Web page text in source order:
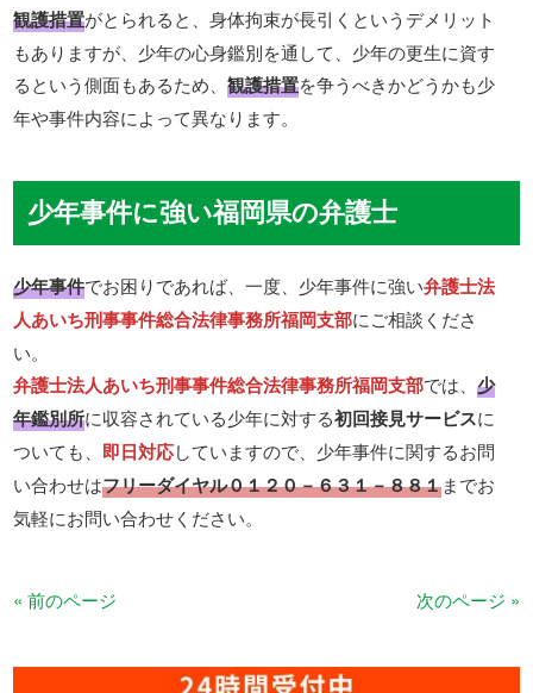
観護措置がとられると、身体拘束が長引くというデメリット
もありますが、少年の心身鑑別を通して、少年の更生に資す
るという側面もあるため、観護措置を争うべきかどうかも少
年や事件内容によって異なります。
少年事件に強い福岡県の弁護士
少年事件でお困りであれば、一度、少年事件に強い弁護士法
人あいち刑事事件総合法律事務所福岡支部にご相談くださ
い。
弁護士法人あいち刑事事件総合法律事務所福岡支部では、少
年鑑別所に収容されている少年に対する初回接見サービスに
ついても、 即日対応していますので、少年事件に関するお問
い合わせはフリーダイヤル０１２０－６３１－８８１までお
気軽にお問い合わせください。
« 前のページ 次のページ »